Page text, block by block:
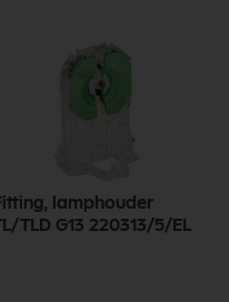
lamphouder
TLD G13 220313/5/EL